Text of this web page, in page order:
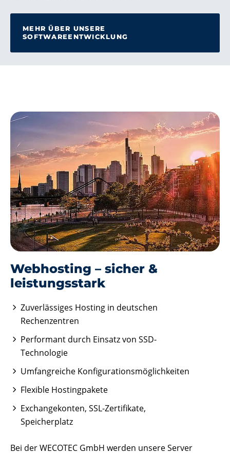
MEHR ÜBER UNSERE
SOFTWAREENTWICKLUNG
Webhosting – sicher &
leistungs­stark
Zuverlässiges Hosting in deutschen
Rechenzentren
Performant durch Einsatz von SSD-
Technologie
Umfangreiche Konfigurationsmöglichkeiten
Flexible Hostingpakete
Exchangekonten, SSL-Zertifikate,
Speicherplatz
Bei der WECOTEC GmbH werden unsere Server